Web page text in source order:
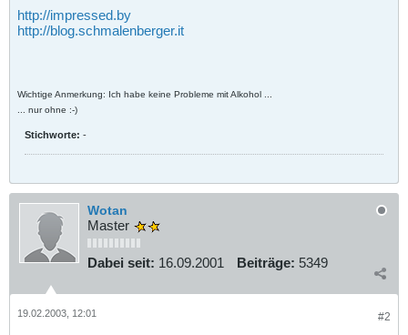
http://impressed.by
http://blog.schmalenberger.it
Wichtige Anmerkung: Ich habe keine Probleme mit Alkohol ...
... nur ohne :-)
Stichworte: -
Wotan
Master
Dabei seit: 16.09.2001 Beiträge: 5349
#2
19.02.2003, 12:01